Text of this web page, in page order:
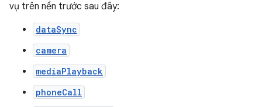
vụ trên nền trước sau đây:
dataSync
camera
mediaPlayback
phoneCall